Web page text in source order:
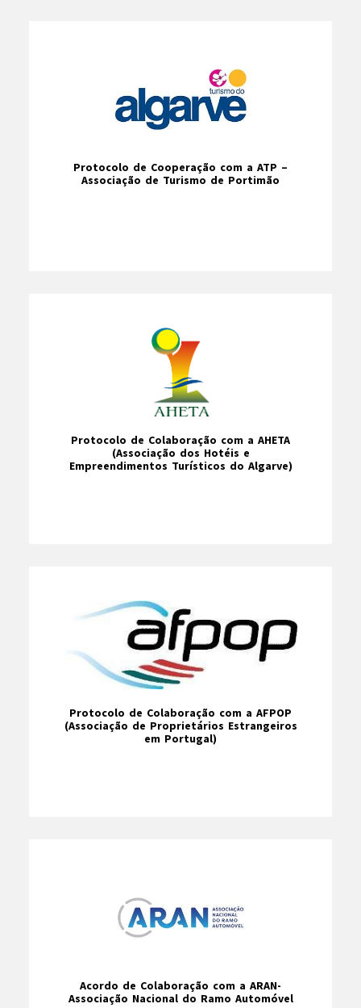
Protocolo de Cooperação com a ATP –
Associação de Turismo de Portimão
Protocolo de Colaboração com a AHETA
(Associação dos Hotéis e
Empreendimentos Turísticos do Algarve)
Protocolo de Colaboração com a AFPOP
(Associação de Proprietários Estrangeiros
em Portugal)
Acordo de Colaboração com a ARAN-
Associação Nacional do Ramo Automóvel